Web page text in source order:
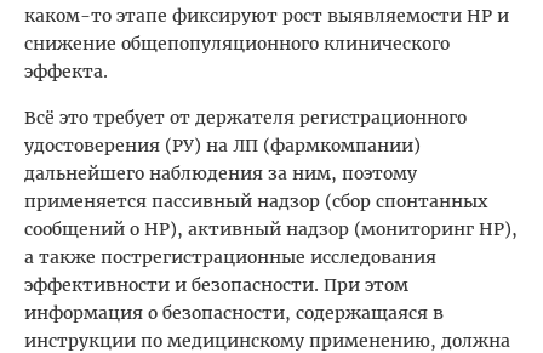
каком-то этапе фиксируют рост выявляемости НР и
снижение общепопуляционного клинического
эффекта.
Всё это требует от держателя регистрационного
удостоверения (РУ) на ЛП (фармкомпании)
дальнейшего наблюдения за ним, поэтому
применяется пассивный надзор (сбор спонтанных
сообщений о НР), активный надзор (мониторинг НР),
а также пострегистрационные исследования
эффективности и безопасности. При этом
информация о безопасности, содержащаяся в
инструкции по медицинскому применению, должна